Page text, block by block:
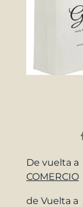
De vuelta a
COMERCIO
de Vuelta a